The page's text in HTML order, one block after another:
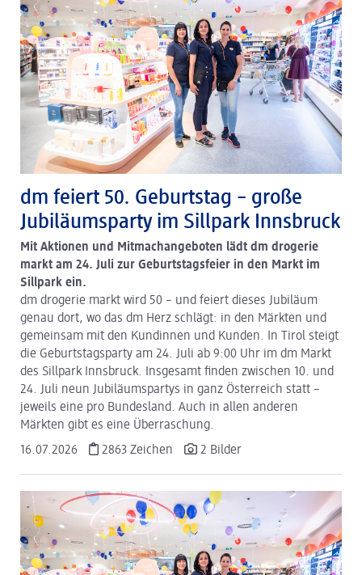
dm feiert 50. Geburtstag – große
Jubiläumsparty im Sillpark Innsbruck
Mit Aktionen und Mitmachangeboten lädt dm drogerie
markt am 24. Juli zur Geburtstagsfeier in den Markt im
Sillpark ein.
dm drogerie markt wird 50 – und feiert dieses Jubiläum
genau dort, wo das dm Herz schlägt: in den Märkten und
gemeinsam mit den Kundinnen und Kunden. In Tirol steigt
die Geburtstagsparty am 24. Juli ab 9:00 Uhr im dm Markt
des Sillpark Innsbruck. Insgesamt finden zwischen 10. und
24. Juli neun Jubiläumspartys in ganz Österreich statt –
jeweils eine pro Bundesland. Auch in allen anderen
Märkten gibt es eine Überraschung.
16.07.2026
2863 Zeichen 2 Bilder